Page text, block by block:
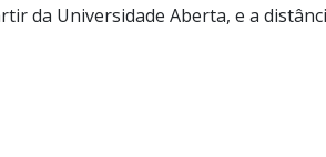
da Universidade Aberta, e a